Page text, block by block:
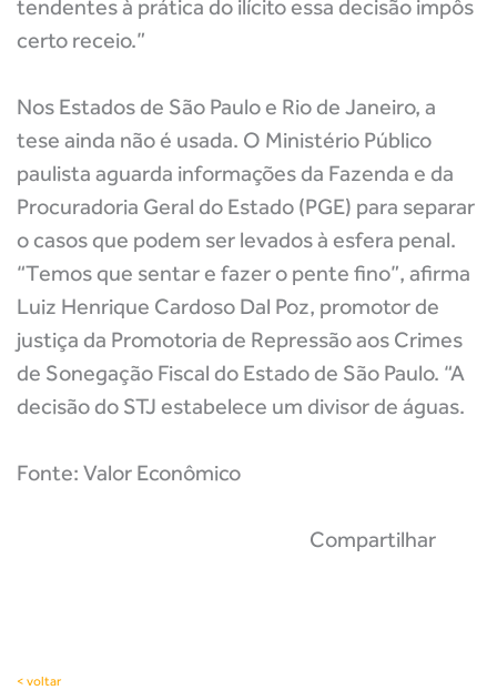
tendentes à prática do ilícito essa decisão impôs
certo receio.”
Nos Estados de São Paulo e Rio de Janeiro, a
tese ainda não é usada. O Ministério Público
paulista aguarda informações da Fazenda e da
Procuradoria Geral do Estado (PGE) para separar
o casos que podem ser levados à esfera penal.
“Temos que sentar e fazer o pente fino”, afirma
Luiz Henrique Cardoso Dal Poz, promotor de
justiça da Promotoria de Repressão aos Crimes
de Sonegação Fiscal do Estado de São Paulo. “A
decisão do STJ estabelece um divisor de águas.
Fonte: Valor Econômico
Compartilhar
< voltar